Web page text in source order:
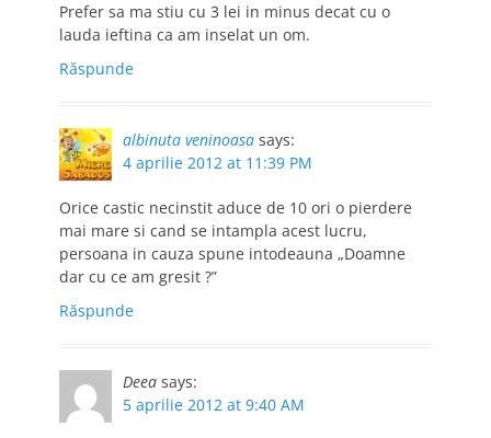
Prefer sa ma stiu cu 3 lei in minus decat cu o
lauda ieftina ca am inselat un om.
Răspunde
albinuta veninoasa says:
4 aprilie 2012 at 11:39 PM
Orice castic necinstit aduce de 10 ori o pierdere
mai mare si cand se intampla acest lucru,
persoana in cauza spune intodeauna „Doamne
dar cu ce am gresit ?”
Răspunde
Deea says:
5 aprilie 2012 at 9:40 AM